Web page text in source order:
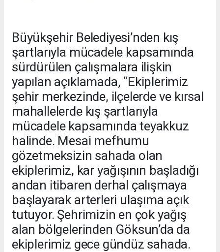
Büyükşehir Belediyesi’nden kış
şartlarıyla mücadele kapsamında
sürdürülen çalışmalara ilişkin
yapılan açıklamada, “Ekiplerimiz
şehir merkezinde, ilçelerde ve kırsal
mahallelerde kış şartlarıyla
mücadele kapsamında teyakkuz
halinde. Mesai mefhumu
gözetmeksizin sahada olan
ekiplerimiz, kar yağışının başladığı
andan itibaren derhal çalışmaya
başlayarak arterleri ulaşıma açık
tutuyor. Şehrimizin en çok yağış
alan bölgelerinden Göksun’da da
ekiplerimiz gece gündüz sahada.